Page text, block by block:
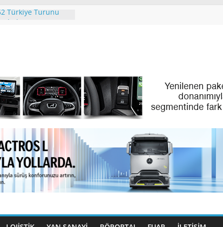
Türkiye Turunu
PREMİUM
SKYLINER OLDU
Türk Dijital
Yönetiminde Yeni
Türk Gençleri